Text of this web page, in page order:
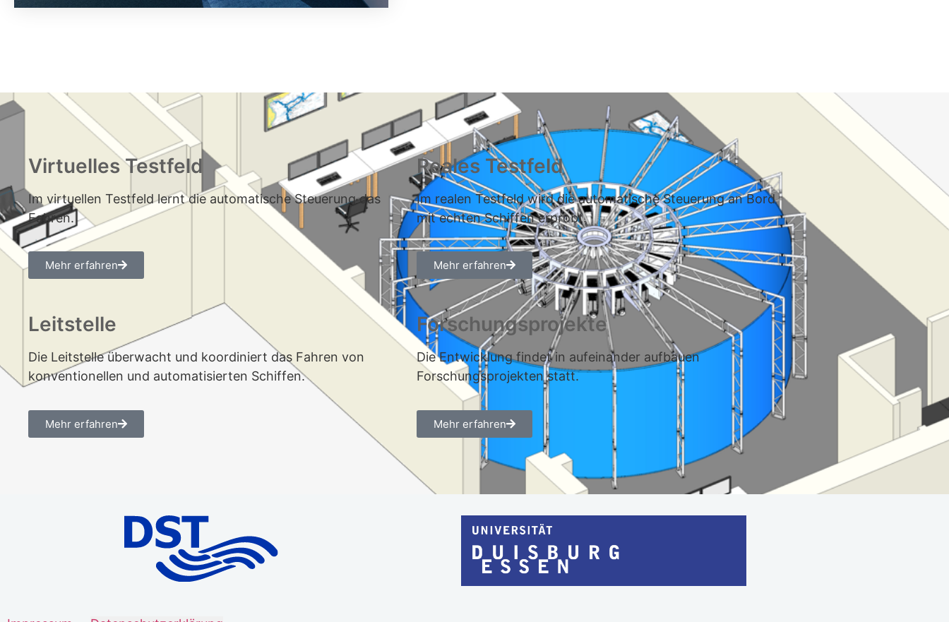
Virtuelles Testfeld
Im virtuellen Testfeld lernt die automatische Steuerung das
Fahren.
Mehr erfahren
Reales Testfeld
Im realen Testfeld wird die automatische Steuerung an Bord
mit echten Schiffen erprobt.
Mehr erfahren
Leitstelle
Die Leitstelle überwacht und koordiniert das Fahren von
konventionellen und automatisierten Schiffen.
Mehr erfahren
Forschungsprojekte
Die Entwicklung findet in aufeinander aufbauen
Forschungsprojekten statt.
Mehr erfahren